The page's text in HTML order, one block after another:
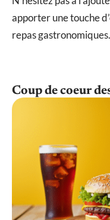
apporter une touche
repas gastronomiques.
Coup de coeur